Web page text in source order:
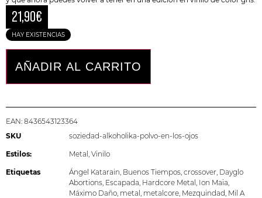
21,90€
HAY EXISTENCIAS
AÑADIR AL CARRITO
EAN: 8436543123364
SKU
soziedad-alkoholika-polvo-en-los-ojos
Estilos: Metal Vinilo
Etiquetas Ángel Katarain Buenos Tiempos crossover Dayglo
Abortions Escapada Hardcore Metal Ion Maia
Máximo Daño metal metalcore Mezquindad Mil A